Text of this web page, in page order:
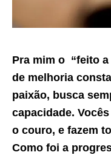
Pra mim o “feito
de melhoria
paixão, busca
capacidade.
o couro, e fazem
Como foi a